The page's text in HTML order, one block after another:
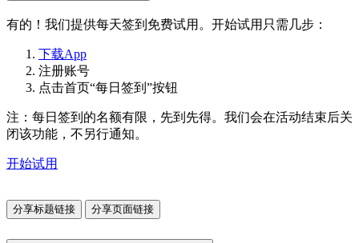
有的！我们提供每天签到免费试用。开始试用只需几步：
下载App
注册账号
点击首页“每日签到”按钮
注：每日签到的名额有限，先到先得。我们会在活动结束后关
闭该功能，不另行通知。
开始试用
分享标题链接 分享页面链接